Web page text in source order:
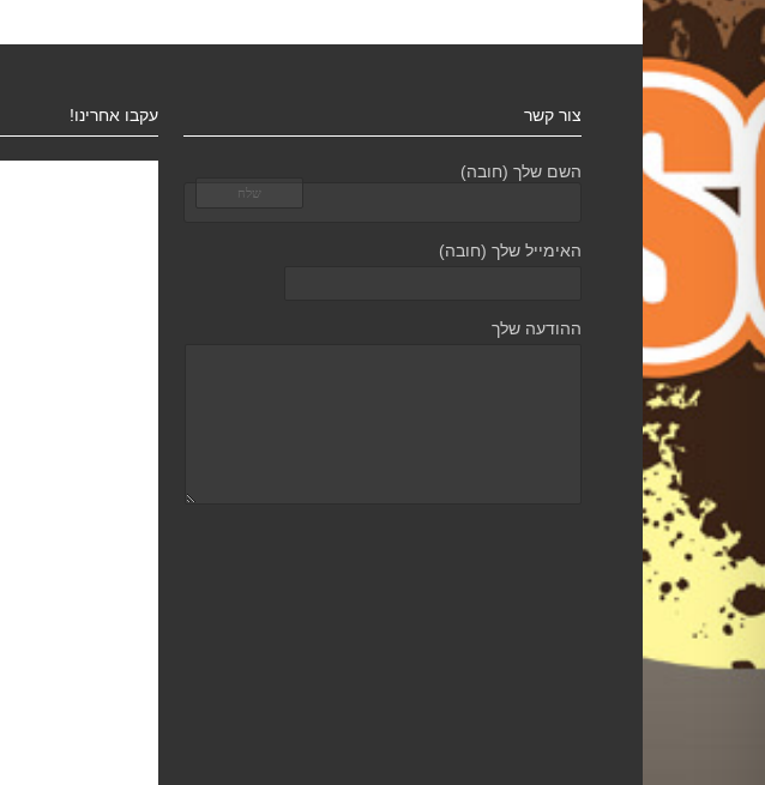
צור קשר
השם שלך (חובה)
האימייל שלך (חובה)
ההודעה שלך
עקבו אחרינו!